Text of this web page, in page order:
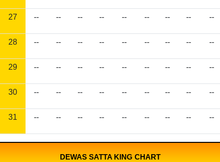
27 -- -- -- -- -- -- -- -- --
28 -- -- -- -- -- -- -- -- --
29 -- -- -- -- -- -- -- -- --
30 -- -- -- -- -- -- -- -- --
31 -- -- -- -- -- -- -- -- --
DEWAS SATTA KING CHART